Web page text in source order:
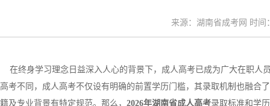
来源：湖南省成考网 时间
在终身学习理念日益深入人心的背景下，成人高考已成为广大在职人
高考不同，成人高考不仅设有明确的前置学历门槛，其录取机制也融合
籍及专业背景有特定规范。那么， 2026年湖南省成人高考录取标准和学